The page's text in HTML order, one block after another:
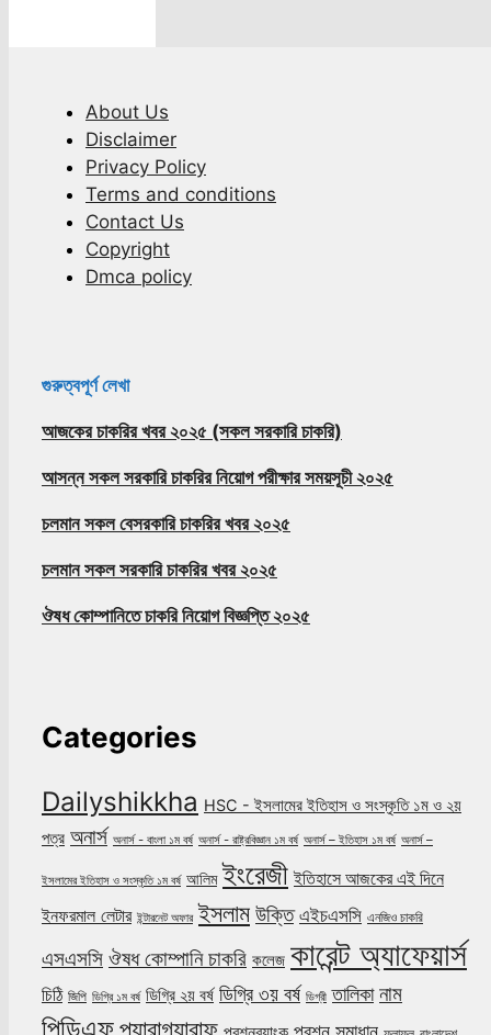
About Us
Disclaimer
Privacy Policy
Terms and conditions
Contact Us
Copyright
Dmca policy
গুরুত্বপূর্ণ লেখা
আজকের চাকরির খবর ২০২৫ (সকল সরকারি চাকরি)
আসন্ন সকল সরকারি চাকরির নিয়োগ পরীক্ষার সময়সূচী ২০২৫
চলমান সকল বেসরকারি চাকরির খবর ২০২৫
চলমান সকল সরকারি চাকরির খবর ২০২৫
ঔষধ কোম্পানিতে চাকরি নিয়োগ বিজ্ঞপ্তি ২০২৫
Categories
Dailyshikkha HSC - ইসলামের ইতিহাস ও সংস্কৃতি ১ম ও ২য়
পত্র অনার্স অনার্স - বাংলা ১ম বর্ষ অনার্স - রাষ্ট্রবিজ্ঞান ১ম বর্ষ অনার্স – ইতিহাস ১ম বর্ষ অনার্স –
ইসলামের ইতিহাস ও সংস্কৃতি ১ম বর্ষ আলিম ইংরেজী ইতিহাসে আজকের এই দিনে
ইনফরমাল লেটার ইন্টারনেট অফার ইসলাম উক্তি এইচএসসি এনজিও চাকরি
এসএসসি ঔষধ কোম্পানি চাকরি কলেজ কারেন্ট অ্যাফেয়ার্স
চিঠি জিপি ডিগ্রি ১ম বর্ষ ডিগ্রি ২য় বর্ষ ডিগ্রি ৩য় বর্ষ ডিগ্রী তালিকা নাম
পিডিএফপ্যারাগ্যারাফ